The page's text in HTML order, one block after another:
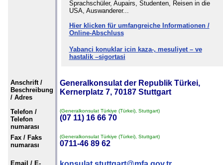
Sprachschüler, Aupairs, Studenten, Reisen in die
USA, Auswanderer...
Hier klicken für umfangreiche Informationen /
Online-Abschluss
Yabanci konuklar icin kaza-, mesuliyet – ve
hastalik –sigortasi
Anschrift /
Beschreibung
/ Adres
Generalkonsulat der Republik Türkei,
Kernerplatz 7, 70187 Stuttgart
Telefon /
Telefon
numarası
(Generalkonsulat Türkiye (Türkei), Stuttgart)
(07 11) 16 66 70
Fax / Faks
numarası
(Generalkonsulat Türkiye (Türkei), Stuttgart)
0711-46 89 62
Email / E-